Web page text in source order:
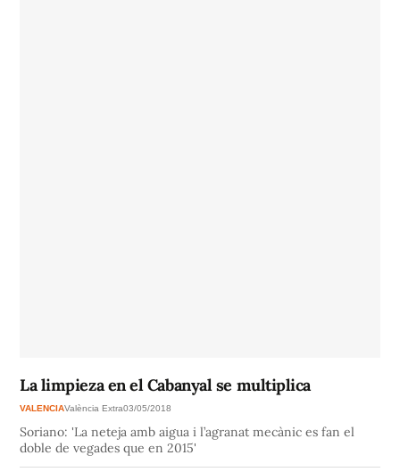
La limpieza en el Cabanyal se multiplica
VALENCIAValència Extra03/05/2018
Soriano: 'La neteja amb aigua i l’agranat mecànic es fan el
doble de vegades que en 2015'